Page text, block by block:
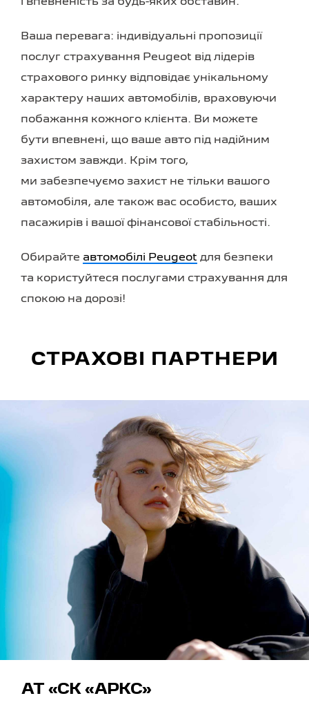
і впевненість за будь-яких обставин.
Ваша перевага: індивідуальні пропозиції
послуг страхування Peugeot від лідерів
страхового ринку відповідає унікальному
характеру наших автомобілів, враховуючи
побажання кожного клієнта. Ви можете
бути впевнені, що ваше авто під надійним
захистом завжди. Крім того,
ми забезпечуємо захист не тільки вашого
автомобіля, але також вас особисто, ваших
пасажирів і вашої фінансової стабільності.
Обирайте автомобілі Peugeot для безпеки
та користуйтеся послугами страхування для
спокою на дорозі!
СТРАХОВІ ПАРТНЕРИ
АТ «СК «АРКС»